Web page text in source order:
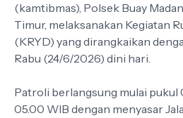
(kamtibmas), Polsek Buay
Timur, melaksanakan Kegiatan
(KRYD) yang dirangkaikan
Rabu (24/6/2026) dini hari.
Patroli berlangsung mulai pukul
05.00 WIB dengan menyasar